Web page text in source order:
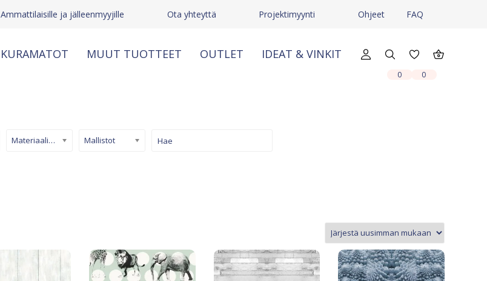
Ammattilaisille ja jälleenmyyjille Ota yhteyttä Projektimyynti Ohjeet FAQ
KURAMATOT MUUT TUOTTEET OUTLET IDEAT & VINKIT
0 0
Materiaali/ tuotetyyppi Mallistot